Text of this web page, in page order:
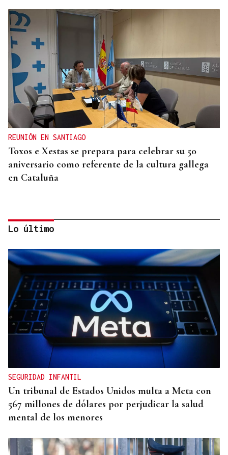
REUNIÓN EN SANTIAGO
Toxos e Xestas se prepara para celebrar su 50
aniversario como referente de la cultura gallega
en Cataluña
DEPORTE EN LA DIÁSPORA
La Xunta ratifica su apoyo al Galicia Esporte
Clube de Salvador de Bahía
Lo último
SEGURIDAD INFANTIL
Un tribunal de Estados Unidos multa a Meta con
567 millones de dólares por perjudicar la salud
mental de los menores